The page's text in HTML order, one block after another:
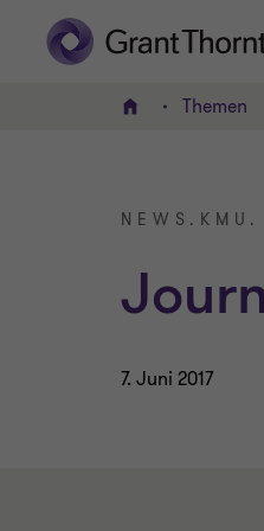
HOME Themen
NEWS.KMU.
7. Juni 2017